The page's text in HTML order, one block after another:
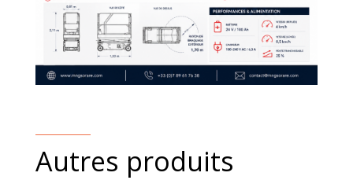
Autres produits